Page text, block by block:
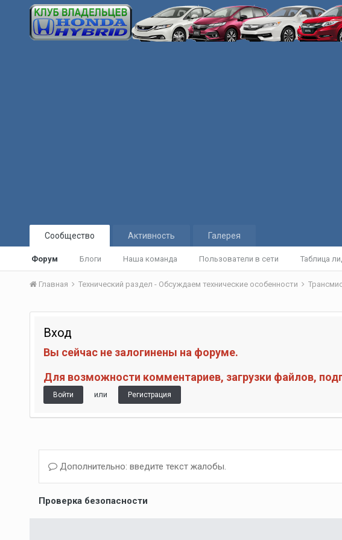
Сообщество
Форум Блоги Наша команда Пользователи в сети Таблица
Активность Галерея
Главная Технический раздел - Обсуждаем технические особенности
Вход
Вы сейчас не залогинены на форуме.
Для возможности комментариев, загрузки файлов,
Войти или Регистрация
Дополнительно: введите текст жалобы.
Проверка безопасности